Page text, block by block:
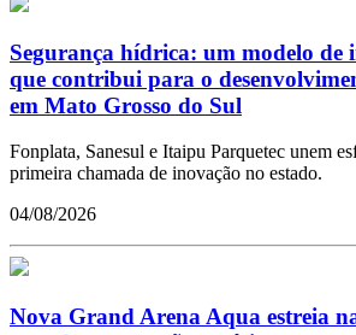
Segurança hídrica: um modelo de
que contribui para o
em Mato Grosso do Sul
Fonplata, Sanesul e Itaipu Parquetec unem
primeira chamada de inovação no estado.
04/08/2026
Nova Grand Arena Aqua estreia